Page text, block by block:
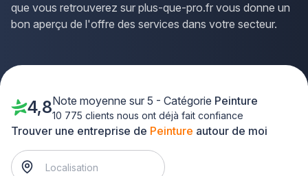
que vous retrouverez sur plus-que-pro.fr vous donne un
bon aperçu de l'offre des services dans votre secteur.
Trouver une entreprise de Peinture autour de moi
4,8Note moyenne sur 5 - Catégorie Peinture
10 775 clients nous ont déjà fait confiance